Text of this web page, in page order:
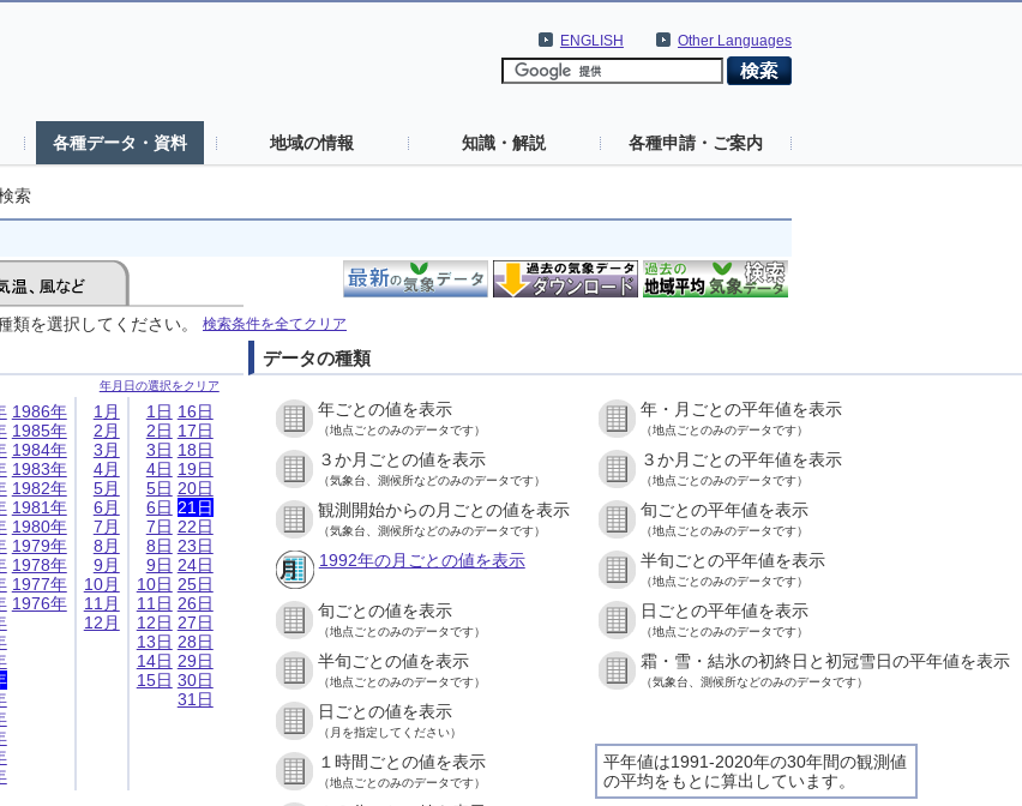
Other Languages
ENGLISH
各種データ・資料 地域の情報 知識・解説 各種申請・ご案内
索
を選択してください。 検索条件を全てクリア
年月日の選択をクリア
1986年
1985年
1984年
1983年
1982年
1981年
1980年
1979年
1978年
1977年
1976年
1月
2月
3月
4月
5月
6月
7月
8月
9月
10月
11月
12月
1日
2日
3日
4日
5日
6日
7日
8日
9日
10日
11日
12日
13日
14日
15日
16日
17日
18日
19日
20日
21日
22日
23日
24日
25日
26日
27日
28日
29日
30日
31日
データの種類
年ごとの値を表示
（地点ごとのみのデータです）
年・月ごとの平年値を表示
（地点ごとのみのデータです）
３か月ごとの値を表示
（気象台、測候所などのみのデータです）
３か月ごとの平年値を表示
（地点ごとのみのデータです）
観測開始からの月ごとの値を表示
（気象台、測候所などのみのデータです）
旬ごとの平年値を表示
（地点ごとのみのデータです）
1992年の月ごとの値を表示 半旬ごとの平年値を表示
（地点ごとのみのデータです）
旬ごとの値を表示
（地点ごとのみのデータです）
日ごとの平年値を表示
（地点ごとのみのデータです）
半旬ごとの値を表示
（地点ごとのみのデータです）
霜・雪・結氷の初終日と初冠雪日の平年値を表示
（気象台、測候所などのみのデータです）
日ごとの値を表示
（月を指定してください）
平年値は1991-2020年の30年間の観測値
の平均をもとに算出しています。
１時間ごとの値を表示
（地点ごとのみのデータです）